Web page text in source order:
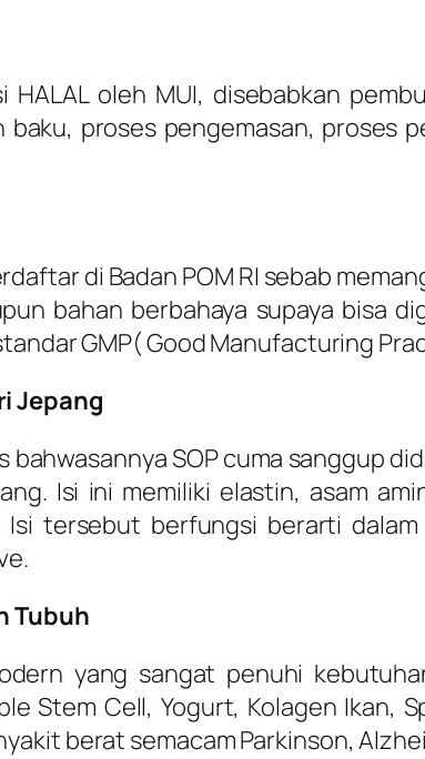
HALAL oleh MUI, disebabkan
proses pengemasan, proses
di Badan POM RI sebab
bahan berbahaya supaya bisa
GMP( Good Manufacturing
Jepang
SOP cuma sanggup
Isi ini memiliki elastin, asam
tersebut berfungsi berarti
Tubuh
yang sangat penuhi
Stem Cell, Yogurt, Kolagen Ikan,
berat semacam Parkinson,